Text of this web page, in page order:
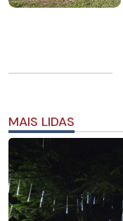
MAIS LIDAS